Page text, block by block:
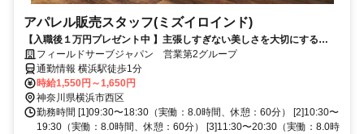
アパレル販売スタッフ(ミズイロインド)
【入職後１万円プレゼント中 】主張しすぎない美しさを大切にする
mizuiro ind。心地よい接客でブランドを伝える販売スタッフ募集中 横浜
高島屋
フィールドサーブジャパン 営業第2グループ
通勤情報 横浜駅徒歩1分
時給1,550円～1,650円
神奈川県横浜市西区
勤務時間 [1]09:30〜18:30（実働：8.0時間、休憩：60分） [2]10:30〜
19:30（実働：8.0時間、休憩：60分） [3]11:30〜20:30（実働：8.0時